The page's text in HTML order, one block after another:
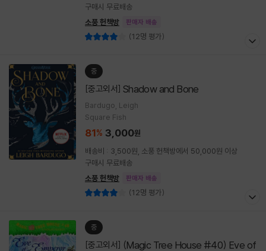
구매시 무료배송
소풍 헌책방
판매자 배송
(12명 평가)
중
[중고외서] Shadow and Bone
Bardugo, Leigh
Square Fish
81% 3,000원
배송비 : 3,500원, 소풍 헌책방에서 50,000원 이상
구매시 무료배송
소풍 헌책방
판매자 배송
(12명 평가)
중
[중고외서]